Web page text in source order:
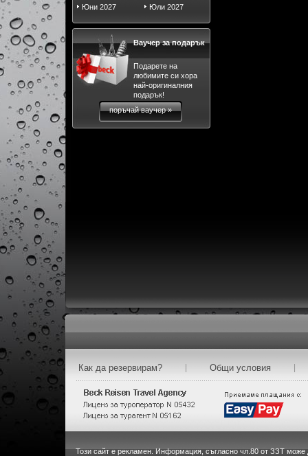
Юни 2027
Юли 2027
Ваучер за подарък
Подарете на
любимите си хора
най-оригиналния
подарък!
поръчай ваучер »
Как да резервирам? Общи условия
Този сайт е рекламен. Информация, съгласно чл.80 от ЗЗТ